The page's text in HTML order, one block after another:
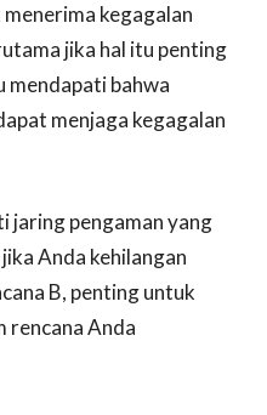
kegagalan
jika hal itu penting
mendapati bahwa
menjaga kegagalan
jaring pengaman yang
Anda kehilangan
B, penting untuk
rencana Anda